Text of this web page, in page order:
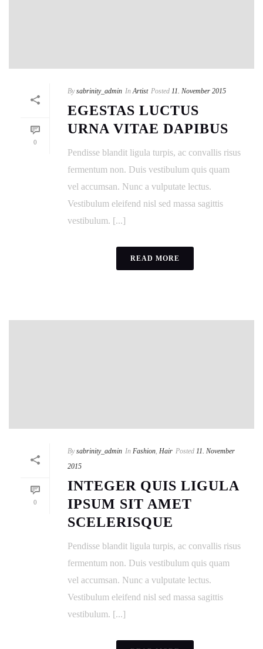
0
By sabrinity_admin In Artist Posted 11. November 2015
EGESTAS LUCTUS
URNA VITAE DAPIBUS
Pendisse blandit ligula turpis, ac convallis risus
fermentum non. Duis vestibulum quis quam
vel accumsan. Nunc a vulputate lectus.
Vestibulum eleifend nisl sed massa sagittis
vestibulum. [...]
READ MORE
0
By sabrinity_admin In Fashion, Hair Posted 11. November
2015
INTEGER QUIS LIGULA
IPSUM SIT AMET
SCELERISQUE
Pendisse blandit ligula turpis, ac convallis risus
fermentum non. Duis vestibulum quis quam
vel accumsan. Nunc a vulputate lectus.
Vestibulum eleifend nisl sed massa sagittis
vestibulum. [...]